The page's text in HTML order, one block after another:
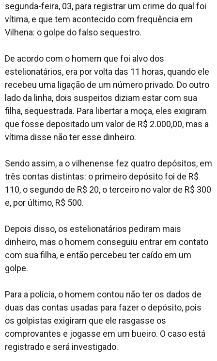
segunda-feira, 03, para registrar um crime do qual foi
vítima, e que tem acontecido com frequência em
Vilhena: o golpe do falso sequestro.
De acordo com o homem que foi alvo dos
estelionatários, era por volta das 11 horas, quando ele
recebeu uma ligação de um número privado. Do outro
lado da linha, dois suspeitos diziam estar com sua
filha, sequestrada. Para libertar a moça, eles exigiram
que fosse depositado um valor de R$ 2.000,00, mas a
vítima disse não ter esse dinheiro.
Sendo assim, a o vilhenense fez quatro depósitos, em
três contas distintas: o primeiro depósito foi de R$
110, o segundo de R$ 20, o terceiro no valor de R$ 300
e, por último, R$ 500.
Depois disso, os estelionatários pediram mais
dinheiro, mas o homem conseguiu entrar em contato
com sua filha, e então percebeu ter caído em um
golpe.
Para a polícia, o homem contou não ter os dados de
duas das contas usadas para fazer o depósito, pois
os golpistas exigiram que ele rasgasse os
comprovantes e jogasse em um bueiro. O caso está
registrado e será investigado.